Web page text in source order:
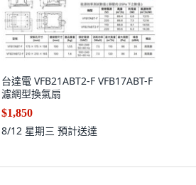
台達電 VFB21ABT2-F VFB17ABT-F
濾網型換氣扇
$1,850
8/12 星期三 預計送達